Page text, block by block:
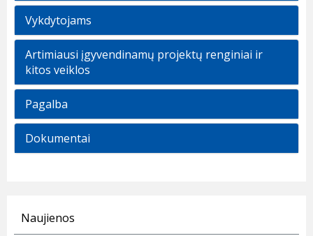
Vykdytojams
Artimiausi įgyvendinamų projektų renginiai ir
kitos veiklos
Pagalba
Dokumentai
Naujienos